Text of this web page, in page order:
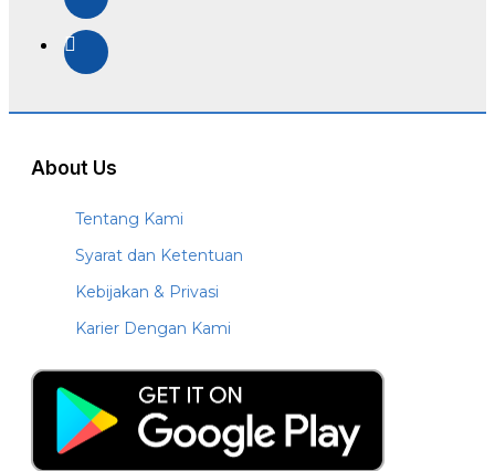
About Us
Tentang Kami
Syarat dan Ketentuan
Kebijakan & Privasi
Karier Dengan Kami